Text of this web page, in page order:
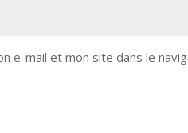
e-mail et mon site dans le